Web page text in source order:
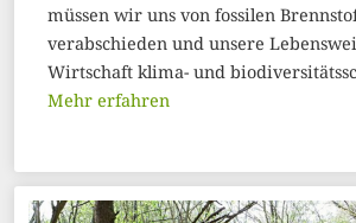
müssen wir uns von fossilen
verabschieden und unsere
Wirtschaft klima- und
Mehr erfahren